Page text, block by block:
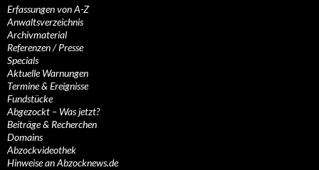
Erfassungen von A-Z
Anwaltsverzeichnis
Archivmaterial
Referenzen / Presse
Specials
Aktuelle Warnungen
Termine & Ereignisse
Fundstücke
Abgezockt – Was jetzt?
Beiträge & Recherchen
Domains
Abzockvideothek
Hinweise an Abzocknews.de